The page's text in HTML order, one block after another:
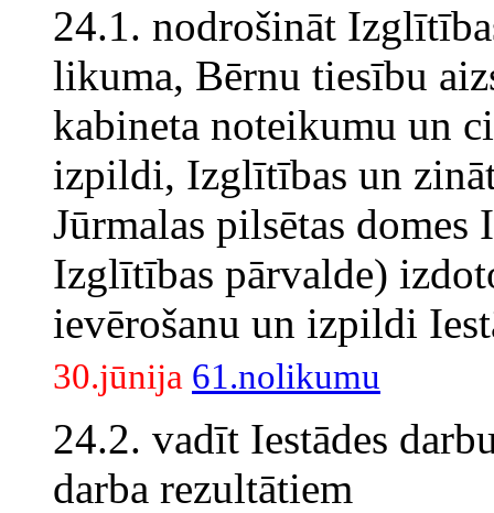
24.1. nodrošināt
likuma, Bērnu tiesību
kabineta noteikumu un
izpildi, Izglītības un
Jūrmalas pilsētas
Izglītības pārvalde)
ievērošanu un izpildi
30.jūnija 61.nolikumu
24.2. vadīt Iestādes
darba rezultātiem